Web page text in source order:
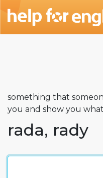
something that
you and show you
rada, rady